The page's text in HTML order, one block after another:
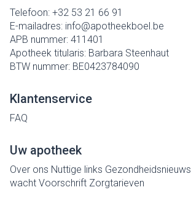
Telefoon: +32 53 21 66 91
E-mailadres: info@apotheekboel.be
APB nummer: 411401
Apotheek titularis: Barbara Steenhaut
BTW nummer: BE0423784090
Klantenservice
FAQ
Uw apotheek
Over ons Nuttige links Gezondheidsnieuws
wacht Voorschrift Zorgtarieven